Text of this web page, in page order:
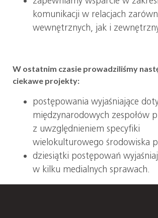
komunikacji w relacjach
wewnętrznych, jak i
W ostatnim czasie prowadziliśmy
ciekawe projekty:
postępowania wyjaśniające
międzynarodowych zespołów
z uwzględnieniem specyfiki
wielokulturowego środowiska
dziesiątki postępowań
w kilku medialnych sprawach.